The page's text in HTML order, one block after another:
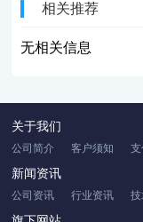
相关推荐
无相关信息
关于我们
公司简介 客户须知
新闻资讯
公司资讯 行业资讯